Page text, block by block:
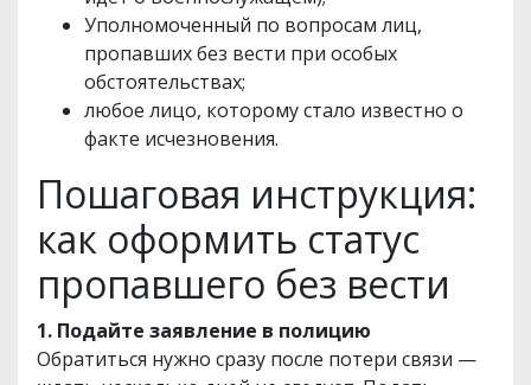
Уполномоченный по вопросам лиц,
пропавших без вести при особых
обстоятельствах;
любое лицо, которому стало известно о
факте исчезновения.
Пошаговая инструкция:
как оформить статус
пропавшего без вести
1. Подайте заявление в полицию
Обратиться нужно сразу после потери связи —